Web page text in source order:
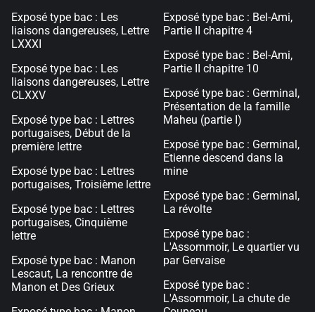
Exposé type bac : Les
liaisons dangereuses, Lettre
LXXXI
Exposé type bac : Les
liaisons dangereuses, Lettre
CLXXV
Exposé type bac : Lettres
portugaises, Début de la
première lettre
Exposé type bac : Lettres
portugaises, Troisième lettre
Exposé type bac : Lettres
portugaises, Cinquième
lettre
Exposé type bac : Manon
Lescaut, La rencontre de
Manon et Des Grieux
Exposé type bac : Bel-Ami,
Partie II chapitre 4
Exposé type bac : Bel-Ami,
Partie II chapitre 10
Exposé type bac : Germinal,
Présentation de la famille
Maheu (partie I)
Exposé type bac : Germinal,
Etienne descend dans la
mine
Exposé type bac : Germinal,
La révolte
Exposé type bac :
L'Assommoir, Le quartier vu
par Gervaise
Exposé type bac :
L'Assommoir, La chute de